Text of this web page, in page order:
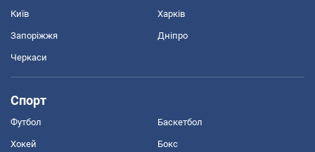
Київ Харків
Запоріжжя Дніпро
Черкаси
Спорт
Футбол Баскетбол
Хокей Бокс